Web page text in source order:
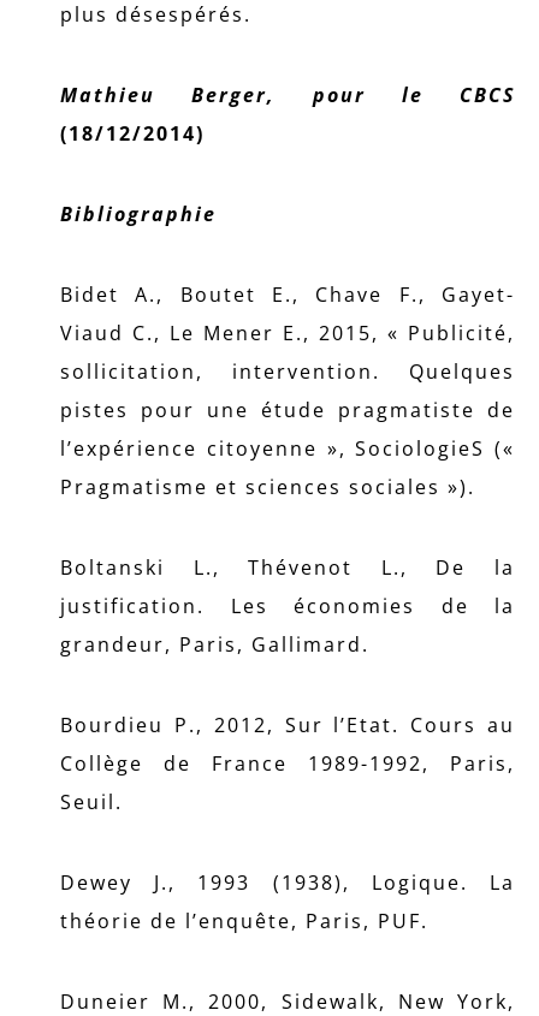
plus désespérés.
Mathieu Berger, pour le CBCS
(18/12/2014)
Bibliographie
Bidet A., Boutet E., Chave F., Gayet-
Viaud C., Le Mener E., 2015, « Publicité,
sollicitation, intervention. Quelques
pistes pour une étude pragmatiste de
l’expérience citoyenne », SociologieS («
Pragmatisme et sciences sociales »).
Boltanski L., Thévenot L., De la
justification. Les économies de la
grandeur, Paris, Gallimard.
Bourdieu P., 2012, Sur l’Etat. Cours au
Collège de France 1989-1992, Paris,
Seuil.
Dewey J., 1993 (1938), Logique. La
théorie de l’enquête, Paris, PUF.
Duneier M., 2000, Sidewalk, New York,